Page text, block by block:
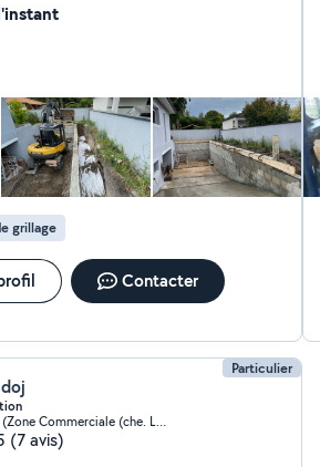
et d'accès chantier. Je réalise
grillage
Contacter
Particulier
Mérignac (Zone Commerciale (che. Long))
(7 avis)